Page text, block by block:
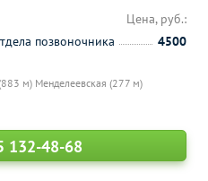
м) Менделеевская (277 м)
Цена, руб.:
позвоночника
4500
132-48-68